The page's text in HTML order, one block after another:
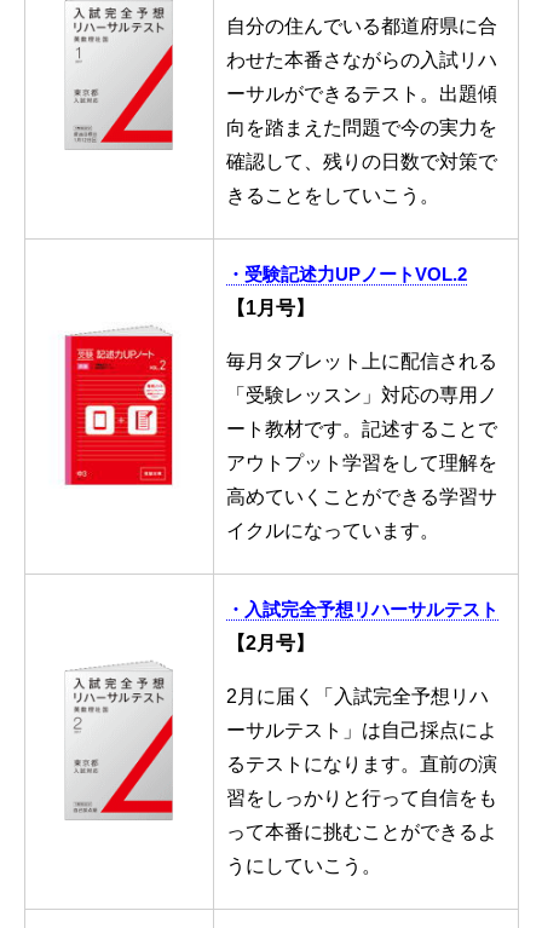
自分の住んでいる都道府県に合
わせた本番さながらの入試リハ
ーサルができるテスト。出題傾
向を踏まえた問題で今の実力を
確認して、残りの日数で対策で
きることをしていこう。
・受験記述力UPノートVOL.2
【1月号】
毎月タブレット上に配信される
「受験レッスン」対応の専用ノ
ート教材です。記述することで
アウトプット学習をして理解を
高めていくことができる学習サ
イクルになっています。
・入試完全予想リハーサルテスト
【2月号】
2月に届く「入試完全予想リハ
ーサルテスト」は自己採点によ
るテストになります。直前の演
習をしっかりと行って自信をも
って本番に挑むことができるよ
うにしていこう。